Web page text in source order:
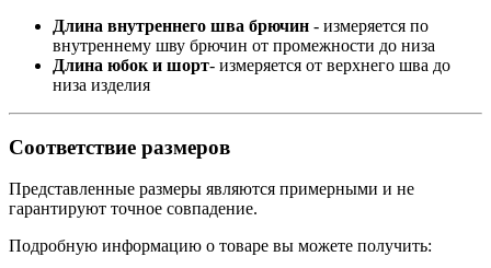
Длина внутреннего шва брючин - измеряется по
внутреннему шву брючин от промежности до низа
Длина юбок и шорт- измеряется от верхнего шва до
низа изделия
Соответствие размеров
Представленные размеры являются примерными и не
гарантируют точное совпадение.
Подробную информацию о товаре вы можете получить: